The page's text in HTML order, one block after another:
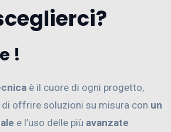
!
è il cuore di ogni progetto,
offrire soluzioni su misura con un
e l’uso delle più avanzate